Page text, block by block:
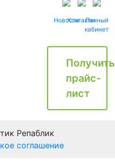
НовостиКонтактыЛичный
кабинет
Получить
прайс-
лист
Репаблик
соглашение